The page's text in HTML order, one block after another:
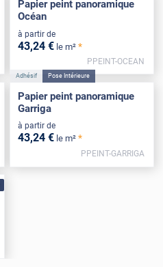
Papier peint panoramique
Océan
à partir de
43,24 € le m² *
PPEINT-OCEAN
Adhésif Pose Intérieure
Papier peint panoramique
Garriga
à partir de
43,24 € le m² *
PPEINT-GARRIGA